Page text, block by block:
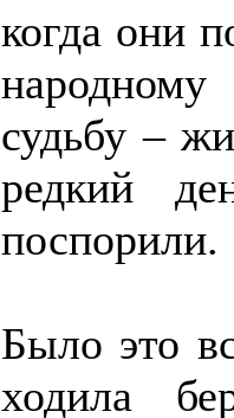
когда они
судьбу –
редкий
поспорили.
Было это
ходила